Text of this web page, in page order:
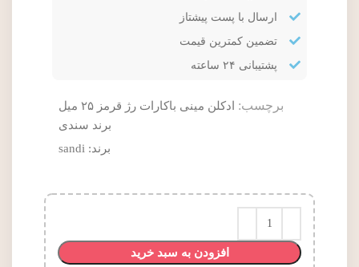
ارسال با پست پیشتاز
تضمین کمترین قیمت
پشتیبانی ۲۴ ساعته
برچسب:
ادکلن مینی باکارات رژ قرمز ۲۵ میل
برند سندی
برند: sandi
افزودن به سبد خرید